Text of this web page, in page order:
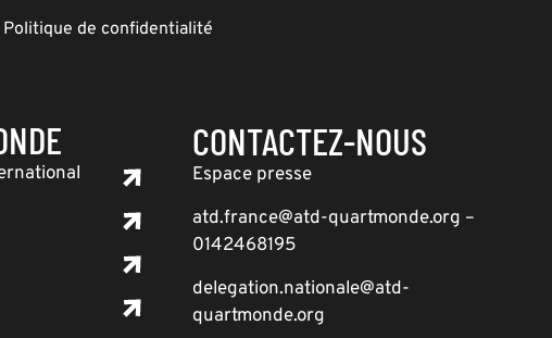
Politique de confidentialité
CONTACTEZ-NOUS
Espace presse
atd.france@atd-quartmonde.org –
0142468195
delegation.nationale@atd-
quartmonde.org